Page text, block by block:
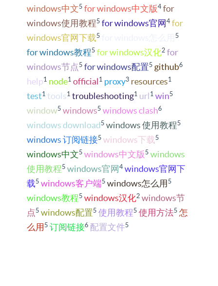
windows中文5 for windows中文版4 for
windows使用教程5 for windows官网 4 for
windows官网下载5 5
for windows教程5 for windows汉化2 for
windows节点 5 for windows配置5 github6
help1 node1 official 1 proxy3 resources1
test1 tools1 troubleshooting1 url 1 win5
window5 windows5 windows clash6
windows download5 windows 使用教程5
windows 订阅链接5 windows下载5
windows中文5 windows中文版 5 windows
使用教程5 windows官网 4 windows官网下
载5 windows客户端5 windows怎么用 5
windows教程5 windows汉化2 windows节
点 5 windows配置5 使用教程5 使用方法5 怎
么用 5 订阅链接6 配置文件5